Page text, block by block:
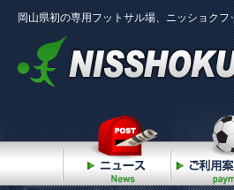
岡山県初の専用フットサル場、ニッショクフ
ニュース